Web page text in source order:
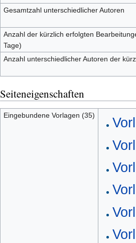
Gesamtzahl unterschiedlicher Autoren
Anzahl der kürzlich erfolgten
Tage)
Anzahl unterschiedlicher Autoren der
Seiteneigenschaften
Eingebundene Vorlagen (35)